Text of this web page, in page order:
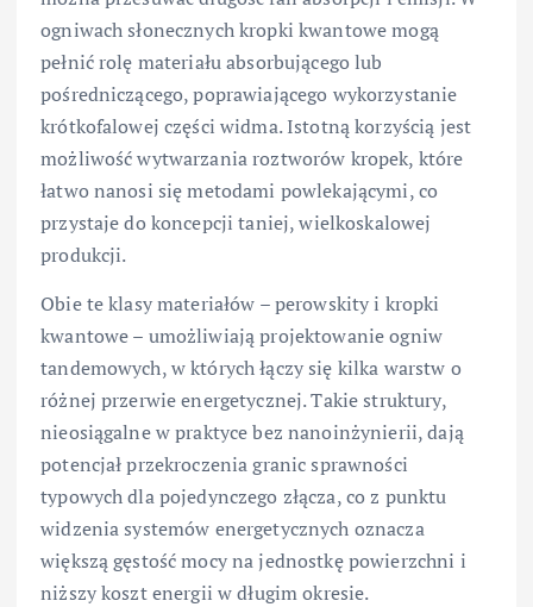
ogniwach słonecznych kropki kwantowe mogą
pełnić rolę materiału absorbującego lub
pośredniczącego, poprawiającego wykorzystanie
krótkofalowej części widma. Istotną korzyścią jest
możliwość wytwarzania roztworów kropek, które
łatwo nanosi się metodami powlekającymi, co
przystaje do koncepcji taniej, wielkoskalowej
produkcji.
Obie te klasy materiałów – perowskity i kropki
kwantowe – umożliwiają projektowanie ogniw
tandemowych, w których łączy się kilka warstw o
różnej przerwie energetycznej. Takie struktury,
nieosiągalne w praktyce bez nanoinżynierii, dają
potencjał przekroczenia granic sprawności
typowych dla pojedynczego złącza, co z punktu
widzenia systemów energetycznych oznacza
większą gęstość mocy na jednostkę powierzchni i
niższy koszt energii w długim okresie.